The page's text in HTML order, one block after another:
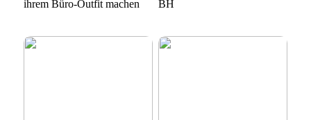
ihrem Büro-Outfit machen
BH